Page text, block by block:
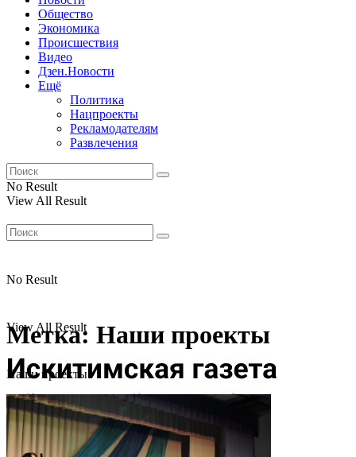
Общество
Экономика
Происшествия
Видео
Дзен.Новости
Ещё
Политика
Нацпроекты
Рекламодателям
Развлечения
No Result
View All Result
No Result
View All Result
Метка: Наши проекты
Наши проекты